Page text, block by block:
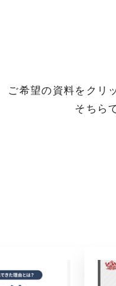
ご希望の資料をクリ
そちら